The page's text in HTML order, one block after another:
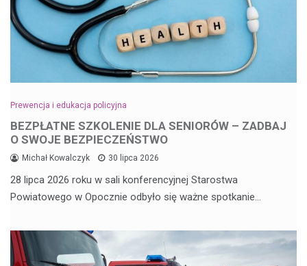
Prewencja i edukacja policyjna
BEZPŁATNE SZKOLENIE DLA SENIORÓW – ZADBAJ
O SWOJE BEZPIECZEŃSTWO
Michał Kowalczyk 30 lipca 2026
28 lipca 2026 roku w sali konferencyjnej Starostwa
Powiatowego w Opocznie odbyło się ważne spotkanie…